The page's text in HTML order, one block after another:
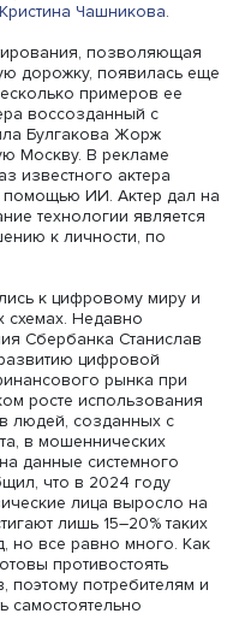
и
«Дипфейк: как
искусственного
приглашенный
Кристина Чашникова
дорожку,
несколько примеров
Сбера воссозданный с
Булгакова Жорж
Москву. В рекламе
известного
с помощью ИИ. Актер
технологии
к личности, по
к цифровому
схемах. Недавно
Сбербанка
по развитию цифровой
финансового рынка
росте
людей, созданных